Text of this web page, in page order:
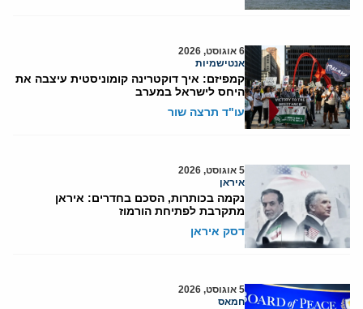
6 אוגוסט, 2026
אנטישמיות
קמפיזם: איך דוקטרינה קומוניסטית עיצבה את
היחס לישראל במערב
עו"ד תרצה שור
5 אוגוסט, 2026
איראן
נקמה בכותרות, הסכם בחדרים: איראן
מתקרבת לפתיחת הורמוז
דסק איראן
5 אוגוסט, 2026
חמאס